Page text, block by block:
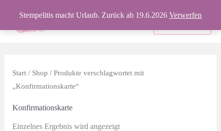
Stempelitis macht Urlaub. Zurück ab 19.6.2026 Verwerfen
springen
Produkte
Start/ Shop / Produkte verschlagwortet mit
„Konfirmationskarte“
Konfirmationskarte
Einzelnes Ergebnis wird angezeigt